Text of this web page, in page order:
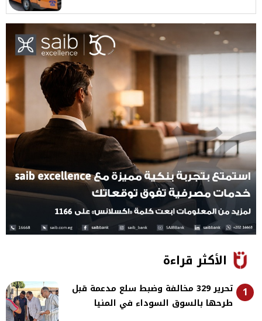
الأكثر قراءة
1
تحرير 329 مخالفة وضبط سلع مدعمة قبل
طرحها بالسوق السوداء في المنيا